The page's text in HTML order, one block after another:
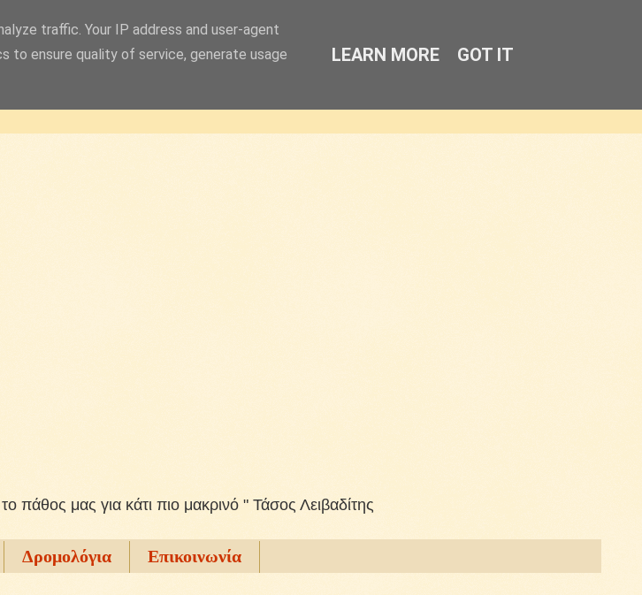
πάθος μας για κάτι πιο μακρινό " Τάσος Λειβαδίτης
Δρομολόγια Επικοινωνία
traffic. Your IP address and user-agent
to ensure quality of service, generate usage
LEARN MORE GOT IT